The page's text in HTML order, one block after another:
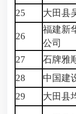
25
大田县
26
福建新
公司
27
石牌雅
28
中国建
29
大田县